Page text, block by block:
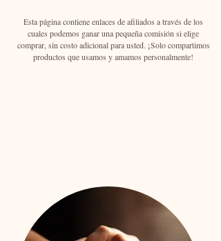
Esta página contiene enlaces de afiliados a través de los
cuales podemos ganar una pequeña comisión si elige
comprar, sin costo adicional para usted. ¡Solo compartimos
productos que usamos y amamos personalmente!